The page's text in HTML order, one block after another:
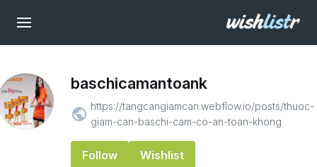
baschicamantoank
public https://tangcangiamcan.webflow.io/posts/thuoc-
giam-can-baschi-cam-co-an-toan-khong
Follow Wishlist